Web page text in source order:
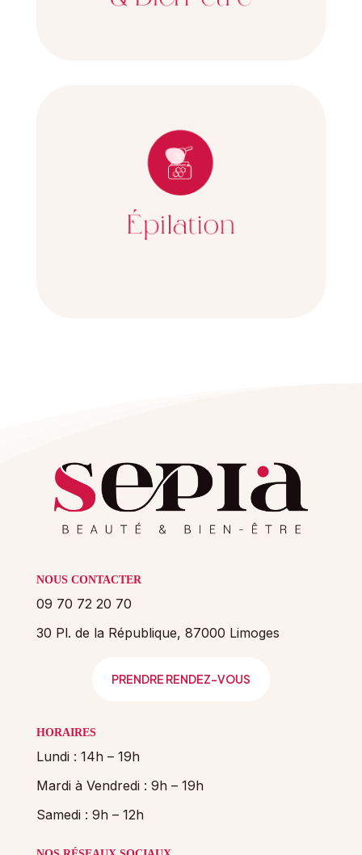
NOUS CONTACTER
09 70 72 20 70
30 Pl. de la République, 87000 Limoges
PRENDRE RENDEZ-VOUS
HORAIRES
Lundi : 14h – 19h
Mardi à Vendredi : 9h – 19h
Samedi : 9h – 12h